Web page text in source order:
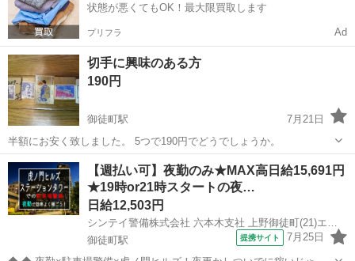
状態が悪くてもOK！最大限買取します
プリフラ Ad
切手に興味のある方
190円
御徒町駅
7月21日
半額にお安く致しました。 5つで190円でどうでしょうか。
東京 台東区 御徒町駅 その他
【週払い可】夜勤のみ★MAX高日給15,691円
★19時or21時スタートの夜…
日給12,503円
御徒町駅
提携サイト 7月25日